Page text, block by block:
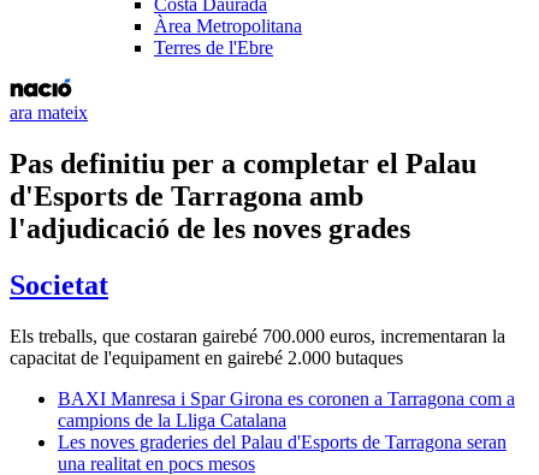
Àrea Metropolitana
Terres de l'Ebre
ara mateix
Pas definitiu per a completar el Palau
d'Esports de Tarragona amb
l'adjudicació de les noves grades
Societat
Els treballs, que costaran gairebé 700.000 euros, incrementaran la
capacitat de l'equipament en gairebé 2.000 butaques
BAXI Manresa i Spar Girona es coronen a Tarragona com a
campions de la Lliga Catalana
Les noves graderies del Palau d'Esports de Tarragona seran
una realitat en pocs mesos